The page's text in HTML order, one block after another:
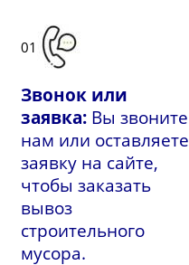
01
Звонок или
заявка: Вы звоните
нам или оставляете
заявку на сайте,
чтобы заказать
вывоз
строительного
мусора.